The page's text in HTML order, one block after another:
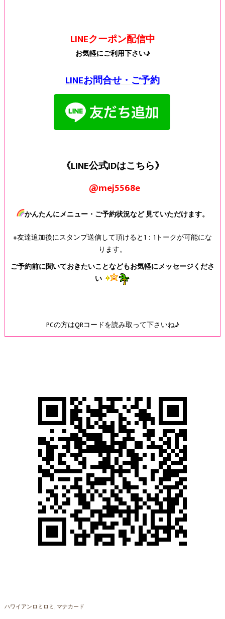
LINEクーポン配信中
お気軽にご利用下さい♪
LINEお問合せ・ご予約
《LINE公式IDはこちら》
@mej5568e
かんたんにメニュー・ご予約状況など 見ていただけます。
※友達追加後にスタンプ送信して頂けると1：1トークが可能にな
ります。
ご予約前に聞いておきたいことなどもお気軽にメッセージくださ
い
PCの方はQRコードを読み取って下さいね♪
ハワイアンロミロミ マナカード